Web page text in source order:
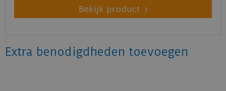
Bekijk product
Extra benodigdheden toevoegen